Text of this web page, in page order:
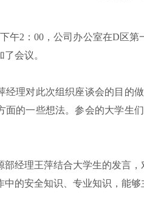
2：00，公司办公室在D区第
会议。
对此次组织座谈会的目的做
面的一些想法。参会的大学生
理王萍结合大学生的发言，
中的安全知识、专业知识，能